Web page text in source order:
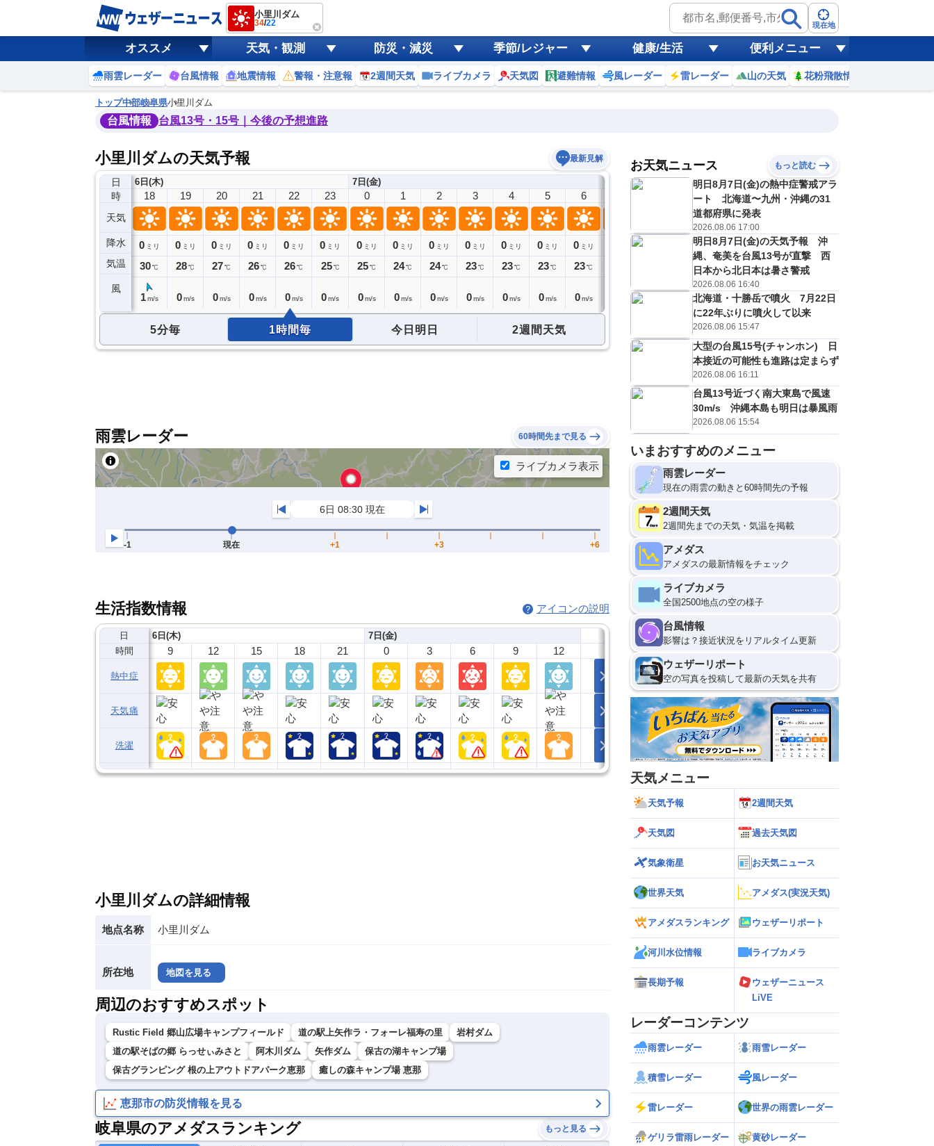
小里川ダム
34/22 現在地
オススメ 天気・観測 防災・減災 季節/レジャー 健康/生活 便利メニュー
雨雲レーダー 台風情報 地震情報 警報・注意報 2週間天気 ライブカメラ 天気図 避難情報 風レーダー 雷レーダー 山の天気 花粉飛散情報
トップ中部岐阜県小里川ダム
台風情報 台風13号・15号｜今後の予想進路
小里川ダムの天気予報 最新見解
日
時
天気
降水
気温
風
6日(木)
17
0ミリ
32℃
18
0 ミリ
30℃
1 m/s
19
0 ミリ
28℃
0 m/s
20
0 ミリ
27℃
0 m/s
21
0 ミリ
26℃
0 m/s
22
0 ミリ
26℃
0 m/s
23
0 ミリ
25 ℃
0m/s
7日(金)
0
0 ミリ
25℃
0 m/s
1
0 ミリ
24℃
0 m/s
2
0 ミリ
24℃
0 m/s
3
0 ミリ
23℃
0 m/s
4
0 ミリ
23℃
0 m/s
5
0 ミリ
23℃
0 m/s
6
0 ミリ
23℃
0 m/s
9
ミリ
℃
m/s
10
0ミリ
30 ℃
1 m/s
11
0 ミリ
32℃
1m/s
12
0 ミリ
33℃
m/s
0
1
5分毎 1時間毎 今日明日 2週間天気
雨雲レーダー 60時間先まで見る
生活指数情報 アイコンの説明
日
時間
熱中症
天気痛
洗濯
6日(木)
9 12 15 18 21
7日(金)
0 3 6 9 12
小里川ダムの詳細情報
地点名称 小里川ダム
所在地 地図を見る
周辺のおすすめスポット
Rustic Field 郷山広場キャンプフィールド 道の駅上矢作ラ・フォーレ福寿の里
岩村ダム
道の駅そばの郷 らっせぃみさと
阿木川ダム 矢作ダム
保古の湖キャンプ場
保古グランピング 根の上アウトドアパーク恵那
癒しの森キャンプ場 恵那
恵那市の防災情報を見る
岐阜県のアメダスランキング もっと見る
お天気ニュース もっと読む
明日8月7日(金)の熱中症警戒アラ
ート 北海道〜九州・沖縄の31
道都府県に発表
2026.08.06 17:00
明日8月7日(金)の天気予報 沖
縄、奄美を台風13号が直撃 西
日本から北日本は暑さ警戒
2026.08.06 16:40
北海道・十勝岳で噴火 7月22日
に22年ぶりに噴火して以来
2026.08.06 15:47
大型の台風15号(チャンホン) 日
本接近の可能性も進路は定まらず
2026.08.06 16:11
台風13号近づく南大東島で風速
30m/s 沖縄本島も明日は暴風雨
2026.08.06 15:54
いまおすすめのメニュー
雨雲レーダー
現在の雨雲の動きと60時間先の予報
2週間天気
2週間先までの天気・気温を掲載
アメダス
アメダスの最新情報をチェック
ライブカメラ
全国2500地点の空の様子
台風情報
影響は？接近状況をリアルタイム更新
ウェザーリポート
空の写真を投稿して最新の天気を共有
天気メニュー
天気予報 2週間天気
天気図 過去天気図
気象衛星 お天気ニュース
世界天気 アメダス(実況天気)
アメダスランキング ウェザーリポート
河川水位情報 ライブカメラ
長期予報
ウェザーニュース
LiVE
レーダーコンテンツ
雨雲レーダー 雨雪レーダー
積雪レーダー 風レーダー
雷レーダー 世界の雨雲レーダー
ゲリラ雷雨レーダー 黄砂レーダー